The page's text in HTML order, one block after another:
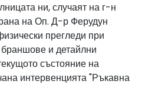
ни, случаят на г-н
на Оп. Д-р Ферудун
прегледи при
и детайлни
състояние на
интервенцията "Ръкавна